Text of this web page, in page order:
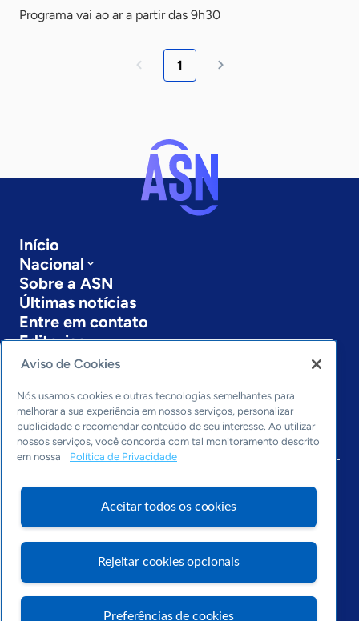
Programa vai ao ar a partir das 9h30
1
Início
Nacional
Sobre a ASN
Últimas notícias
Entre em contato
Editorias
Economia & Política
Inovação & Tecnologia
Cultura empreendedora
Dados
Arquivo
Aviso de Cookies
Nós usamos cookies e outras tecnologias semelhantes para
melhorar a sua experiência em nossos serviços, personalizar
publicidade e recomendar conteúdo de seu interesse. Ao utilizar
nossos serviços, você concorda com tal monitoramento descrito
em nossa
Política de Privacidade
Aceitar todos os cookies
Rejeitar cookies opcionais
Preferências de cookies